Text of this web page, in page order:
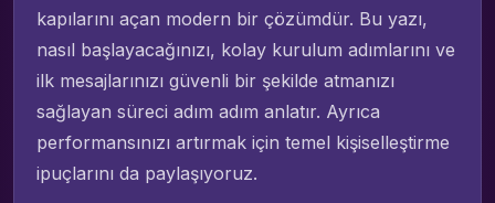
kapılarını açan modern bir çözümdür. Bu yazı,
nasıl başlayacağınızı, kolay kurulum adımlarını ve
ilk mesajlarınızı güvenli bir şekilde atmanızı
sağlayan süreci adım adım anlatır. Ayrıca
performansınızı artırmak için temel kişiselleştirme
ipuçlarını da paylaşıyoruz.